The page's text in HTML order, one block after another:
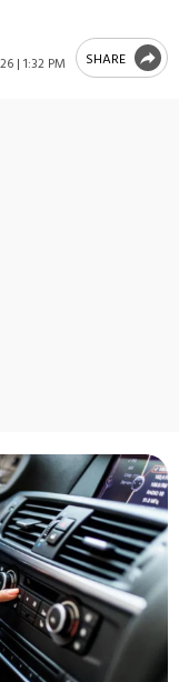
| 1:32 PM SHARE